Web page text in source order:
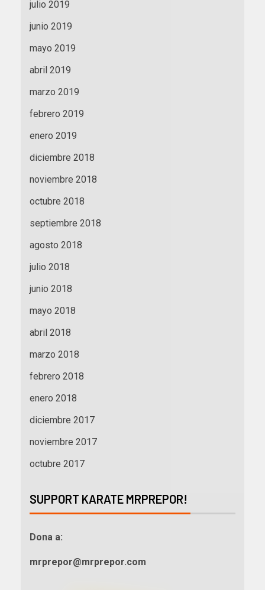
julio 2019
junio 2019
mayo 2019
abril 2019
marzo 2019
febrero 2019
enero 2019
diciembre 2018
noviembre 2018
octubre 2018
septiembre 2018
agosto 2018
julio 2018
junio 2018
mayo 2018
abril 2018
marzo 2018
febrero 2018
enero 2018
diciembre 2017
noviembre 2017
octubre 2017
SUPPORT KARATE MRPREPOR!
Dona a:
mrprepor@mrprepor.com